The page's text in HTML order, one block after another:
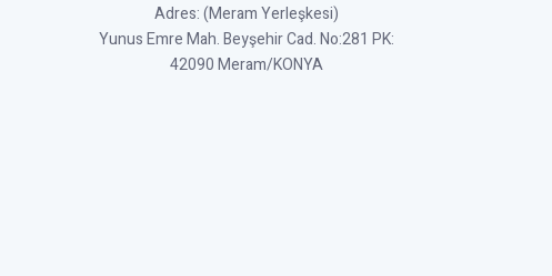
Adres: (Meram Yerleşkesi)
Yunus Emre Mah. Beyşehir Cad. No:281 PK:
42090 Meram/KONYA